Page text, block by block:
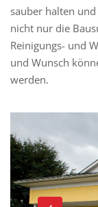
sauber halten
nicht nur die
Reinigungs- und
und Wunsch
werden.